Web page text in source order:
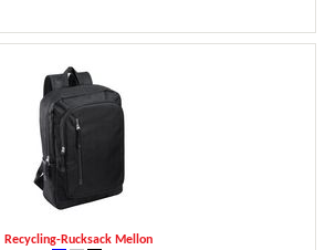
Recycling-Rucksack Mellon